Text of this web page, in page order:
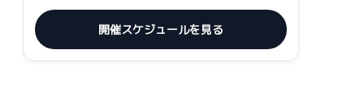
開催スケジュールを見る